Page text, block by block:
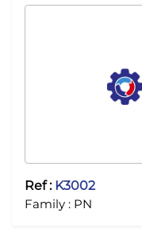
Ref : K3002
Family : PN